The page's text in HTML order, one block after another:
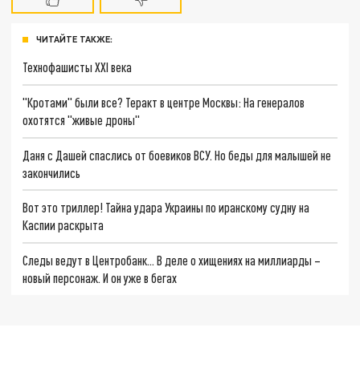
ЧИТАЙТЕ ТАКЖЕ:
Технофашисты XXI века
"Кротами" были все? Теракт в центре Москвы: На генералов
охотятся "живые дроны"
Даня с Дашей спаслись от боевиков ВСУ. Но беды для малышей не
закончились
Вот это триллер! Тайна удара Украины по иранскому судну на
Каспии раскрыта
Следы ведут в Центробанк… В деле о хищениях на миллиарды –
новый персонаж. И он уже в бегах